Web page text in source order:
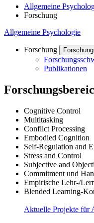
Allgemeine
Forschung
Allgemeine Psychologie
Forschung Forschung
Publikationen
Cognitive Control
Multitasking
Conflict Processing
Embodied Cognition
Self-Regulation and
Stress and Control
Subjective and
Commitment und
Empirische Lehr-/
Blended Learning-
Aktuelle Projekte für